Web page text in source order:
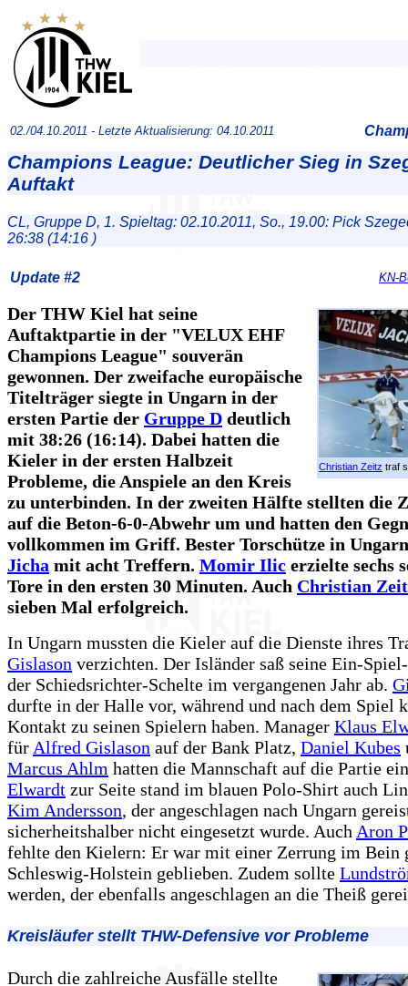
02./04.10.2011 - Letzte Aktualisierung: 04.10.2011
Champions League: Deutlicher Sieg in
Auftakt
CL, Gruppe D, 1. Spieltag: 02.10.2011, So., 19.00: Pick
26:38 (14:16 )
Update #2 KN-
Christian Zeitz traf
Der THW Kiel hat seine
Auftaktpartie in der "VELUX EHF
Champions League" souverän
gewonnen. Der zweifache europäische
Titelträger siegte in Ungarn in der
ersten Partie der Gruppe D deutlich
mit 38:26 (16:14). Dabei hatten die
Kieler in der ersten Halbzeit
Probleme, die Anspiele an den Kreis
zu unterbinden. In der zweiten Hälfte stellten die
auf die Beton-6-0-Abwehr um und hatten den
vollkommen im Griff. Bester Torschütze in
Jicha mit acht Treffern. Momir Ilic erzielte sechs
Tore in den ersten 30 Minuten. Auch Christian
sieben Mal erfolgreich.
In Ungarn mussten die Kieler auf die Dienste ihres
Gislason verzichten. Der Isländer saß seine Ein-
der Schiedsrichter-Schelte im vergangenen Jahr ab.
durfte in der Halle vor, während und nach dem Spiel
Kontakt zu seinen Spielern haben. Manager Klaus
für Alfred Gislason auf der Bank Platz, Daniel Kubes
Marcus Ahlm hatten die Mannschaft auf die Partie
Elwardt zur Seite stand im blauen Polo-Shirt auch
Kim Andersson, der angeschlagen nach Ungarn
sicherheitshalber nicht eingesetzt wurde. Auch Aron
fehlte den Kielern: Er war mit einer Zerrung im Bein
Schleswig-Holstein geblieben. Zudem sollte
werden, der ebenfalls angeschlagen an die Theiß
Kreisläufer stellt THW-Defensive vor Probleme
Durch die zahlreiche Ausfälle stellte